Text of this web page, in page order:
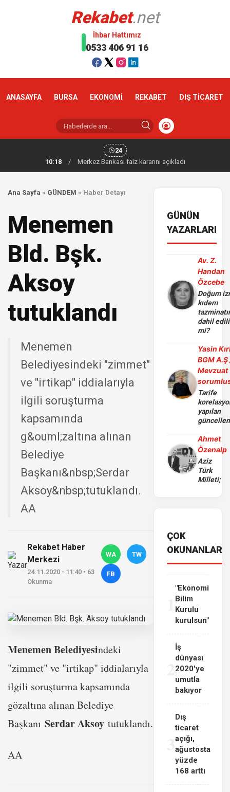
Rekabet.net
İhbar Hattımız
0533 406 91 16
ANASAYFA BURSA EKONOMİ REKABET DIŞ TİCARET
24
10:18
/ Merkez Bankası faiz kararını açıkladı
Ana Sayfa » GÜNDEM » Haber Detayı
Menemen
Bld. Bşk.
Aksoy
tutuklandı
Menemen
Belediyesindeki "zimmet"
ve "irtikap" iddialarıyla
ilgili soruşturma
kapsamında
g&ouml;zaltına alınan
Belediye
Başkanı&nbsp;Serdar
Aksoy&nbsp;tutuklandı.
AA
Rekabet Haber
Merkezi
24.11.2020 - 11:40 • 63
Okunma
WA TW
FB
Menemen Belediyesindeki
"zimmet" ve "irtikap" iddialarıyla
ilgili soruşturma kapsamında
gözaltına alınan Belediye
Başkanı Serdar Aksoy tutuklandı.
AA
GÜNÜN
YAZARLARI
Av. Z.
Handan
Özcebe
Doğum
kıdem
dahil
mi?
Yasin
BGM A.Ş
Mevzuat
Tarife
yapılan
Ahmet
Özenalp
Aziz
Türk
Milleti;
ÇOK
OKUNANLAR
"Ekonomi
Bilim
Kurulu
kurulsun"
İş
dünyası
2020'ye
umutla
bakıyor
3
Dış
ticaret
açığı,
ağustosta
yüzde
168 arttı